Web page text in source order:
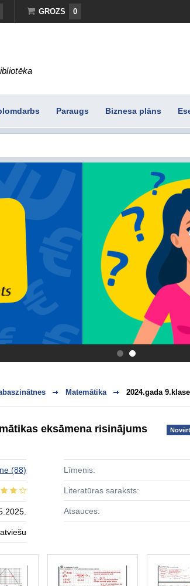
GROZS 0
Paraugs Biznesa plāns
.
Matemātika 2024.gada
eksāmena risinājums
(88) Līmenis:
Literatūras saraksts:
Atsauces: